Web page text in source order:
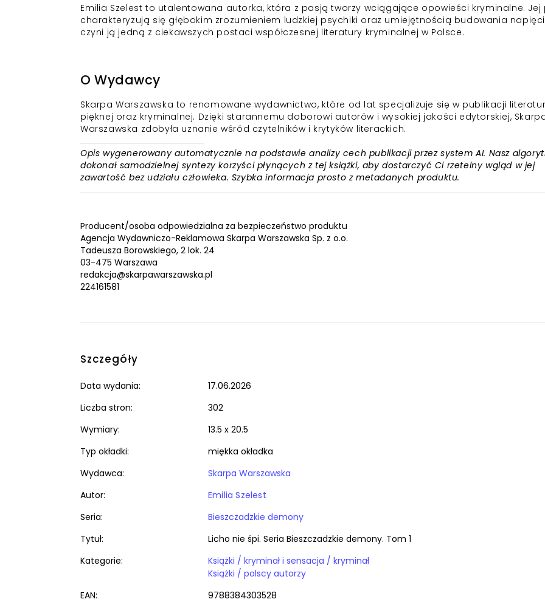
Emilia Szelest to utalentowana autorka, która z pasją tworzy wciągające opowieści kryminalne. Jej
charakteryzują się głębokim zrozumieniem ludzkiej psychiki oraz umiejętnością budowania
czyni ją jedną z ciekawszych postaci współczesnej literatury kryminalnej w Polsce.
O Wydawcy
Skarpa Warszawska to renomowane wydawnictwo, które od lat specjalizuje się w publikacji
pięknej oraz kryminalnej. Dzięki starannemu doborowi autorów i wysokiej jakości edytorskiej,
Warszawska zdobyła uznanie wśród czytelników i krytyków literackich.
Opis wygenerowany automatycznie na podstawie analizy cech publikacji przez system AI. Nasz
dokonał samodzielnej syntezy korzyści płynących z tej książki, aby dostarczyć Ci rzetelny wgląd w jej
zawartość bez udziału człowieka. Szybka informacja prosto z metadanych produktu.
Producent/osoba odpowiedzialna za bezpieczeństwo produktu
Agencja Wydawniczo-Reklamowa Skarpa Warszawska Sp. z o.o.
Tadeusza Borowskiego, 2 lok. 24
03-475 Warszawa
redakcja@skarpawarszawska.pl
224161581
Szczegóły
Data wydania:
17.06.2026
Liczba stron:
302
Wymiary:
13.5 x 20.5
Typ okładki:
miękka okładka
Wydawca:
Skarpa Warszawska
Autor:
Emilia Szelest
Seria:
Bieszczadzkie demony
Tytuł:
Licho nie śpi. Seria Bieszczadzkie demony. Tom 1
Kategorie:
Książki / kryminał i sensacja / kryminał
Książki / polscy autorzy
EAN:
9788384303528